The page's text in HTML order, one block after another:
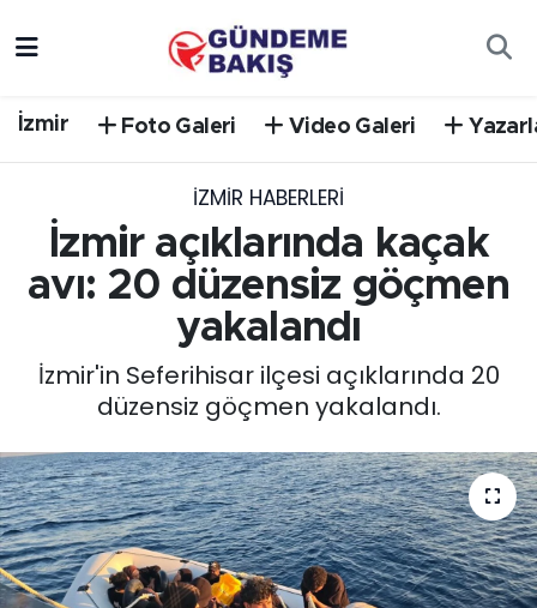
İzmir Foto Galeri Video Galeri
İZMIR HABERLERI
İzmir açıklarında kaçak
avı: 20 düzensiz göçmen
yakalandı
İzmir'in Seferihisar ilçesi açıklarında 20
düzensiz göçmen yakalandı.
EGE
EKONOMİ
English News
GÜNCEL
KÜLTÜR SANAT
Trafik Durumu
Süper Lig Puan Durumu ve Fikstür
Tüm Manşetler
Son Dakika Haberleri
Haber Arşivi